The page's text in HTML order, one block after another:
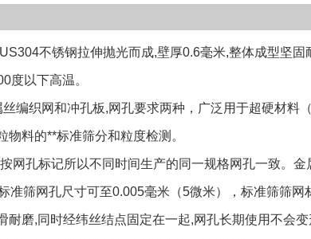
不锈钢拉伸抛光而成,壁厚0.6毫米,整体成型坚固
度以下高温。
织网和冲孔板,网孔要求两种，广泛用于超硬材料（
物料的**标准筛分和粒度检测。
孔标记所以不同时间生产的同一规格网孔一致。金
准筛网孔尺寸可至0.005毫米（5微米），标准筛筛
耐磨,同时经纬丝结点固定在一起,网孔长期使用不会变